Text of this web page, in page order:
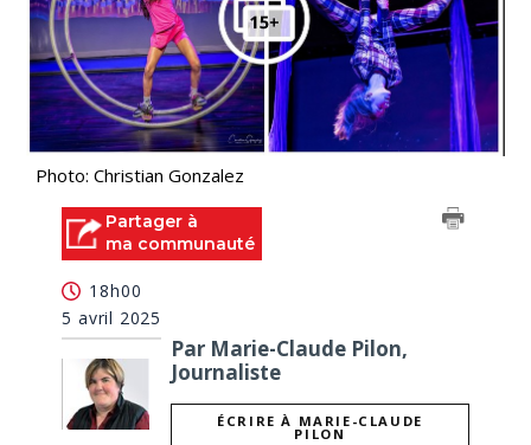
Photo: Christian Gonzalez
Partager à
ma communauté
18h00
5 avril 2025
Par Marie-Claude Pilon,
Journaliste
ÉCRIRE À MARIE-CLAUDE
PILON